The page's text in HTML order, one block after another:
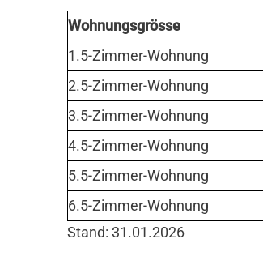
Wohnungsgrösse
1.5-Zimmer-Wohnung
2.5-Zimmer-Wohnung
3.5-Zimmer-Wohnung
4.5-Zimmer-Wohnung
5.5-Zimmer-Wohnung
6.5-Zimmer-Wohnung
Stand: 31.01.2026